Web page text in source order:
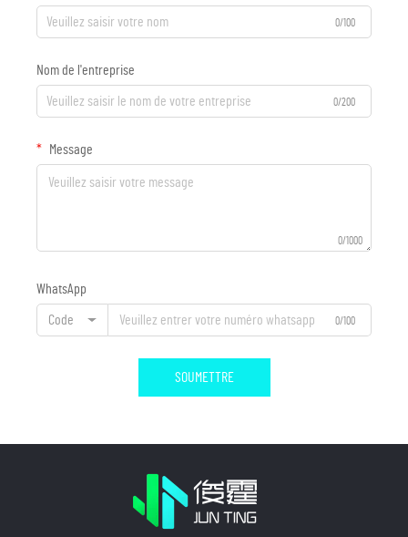
0/100
Nom de l'entreprise
0/200
Message
0/1000
WhatsApp
Code 0/100
SOUMETTRE